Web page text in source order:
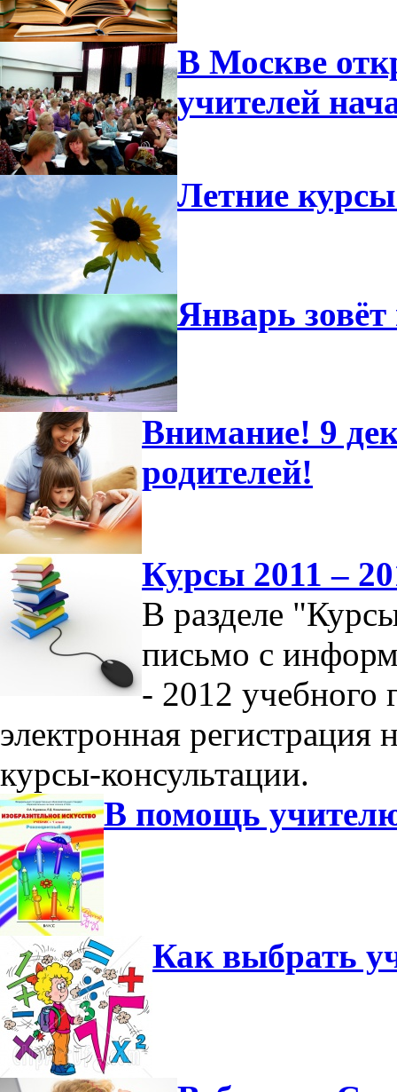
В Москве
учителей
Летние
Январь зовёт
Внимание! 9
родителей!
Курсы 2011 –
В разделе
письмо с
- 2012 учебного
электронная
курсы-консультации.
В помощь
Как выбрать